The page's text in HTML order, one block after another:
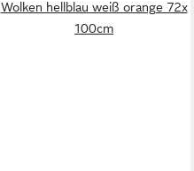
Wolken hellblau weiß orange 72x
100cm